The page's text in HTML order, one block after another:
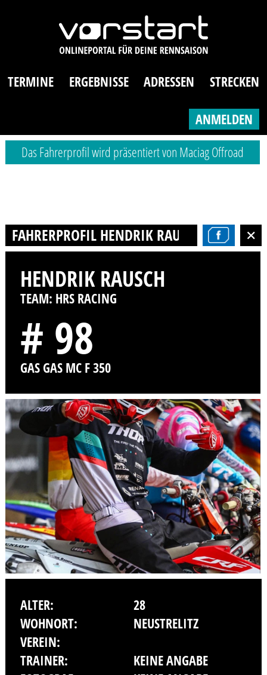
TERMINE ERGEBNISSE ADRESSEN STRECKEN
ANMELDEN
Das Fahrerprofil wird präsentiert von Maciag Offroad
FAHRERPROFIL HENDRIK RAUSCH
HENDRIK RAUSCH
TEAM: HRS RACING
# 98
GAS GAS MC F 350
ALTER:
28
WOHNORT:
NEUSTRELITZ
VEREIN:
TRAINER:
KEINE ANGABE